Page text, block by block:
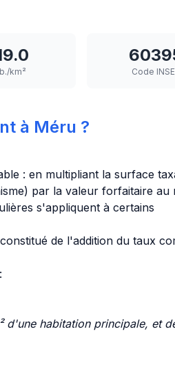
km² Code
à Méru ?
: en multipliant la surface
par la valeur forfaitaire au
s'appliquent à certains
de l'addition du taux
d'une habitation principale, et